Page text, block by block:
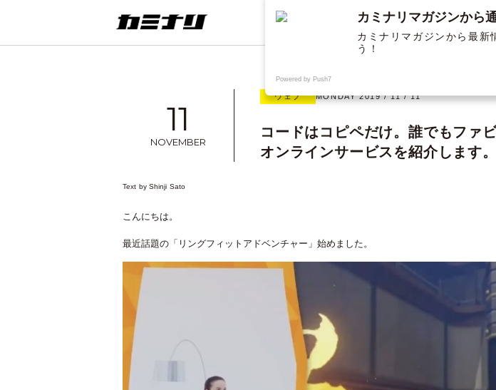
〈制作実績〉鳥取県院内がん登録情
ABOUT US SERVICE
11
NOVEMBER
ウェブ MONDAY 2019 / 11 / 11
コードはコピペだけ。誰でもファ
オンラインサービスを紹介します。
Text by Shinji Sato
こんにちは。
最近話題の「リングフィットアドベンチャー」始めました。
カミナリマガジンから
カミナリマガジンから最新
う！
Powered by Push7